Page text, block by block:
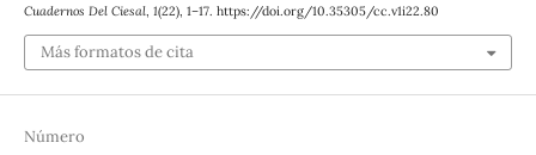
Cuadernos Del Ciesal, 1(22), 1–17. https://doi.org/10.35305/cc.v1i22.80
Más formatos de cita
Número